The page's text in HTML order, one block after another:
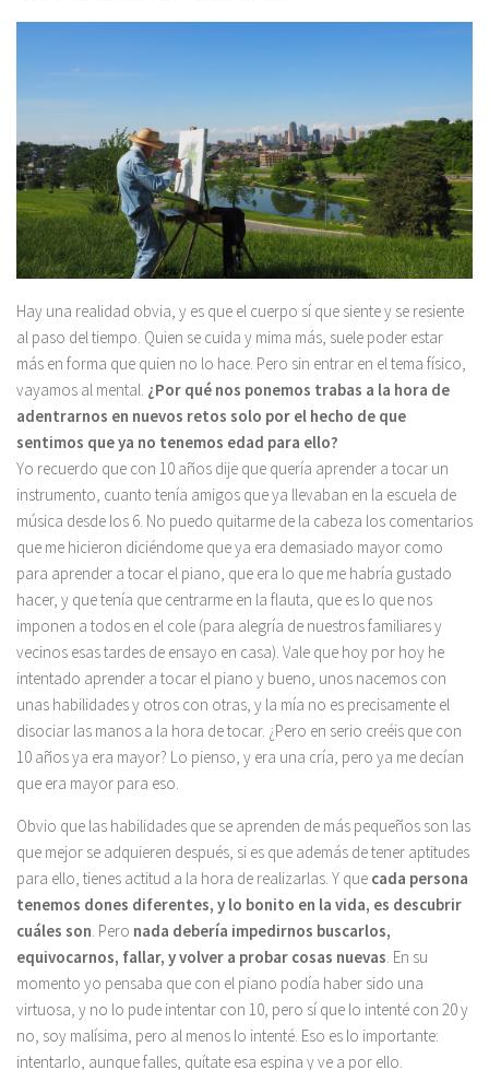
Hay una realidad obvia, y es que el cuerpo sí que siente y se resiente
al paso del tiempo. Quien se cuida y mima más, suele poder estar
más en forma que quien no lo hace. Pero sin entrar en el tema físico,
vayamos al mental. ¿Por qué nos ponemos trabas a la hora de
adentrarnos en nuevos retos solo por el hecho de que
sentimos que ya no tenemos edad para ello?
Yo recuerdo que con 10 años dije que quería aprender a tocar un
instrumento, cuanto tenía amigos que ya llevaban en la escuela de
música desde los 6. No puedo quitarme de la cabeza los comentarios
que me hicieron diciéndome que ya era demasiado mayor como
para aprender a tocar el piano, que era lo que me habría gustado
hacer, y que tenía que centrarme en la flauta, que es lo que nos
imponen a todos en el cole (para alegría de nuestros familiares y
vecinos esas tardes de ensayo en casa). Vale que hoy por hoy he
intentado aprender a tocar el piano y bueno, unos nacemos con
unas habilidades y otros con otras, y la mía no es precisamente el
disociar las manos a la hora de tocar. ¿Pero en serio creéis que con
10 años ya era mayor? Lo pienso, y era una cría, pero ya me decían
que era mayor para eso.
Obvio que las habilidades que se aprenden de más pequeños son las
que mejor se adquieren después, si es que además de tener aptitudes
para ello, tienes actitud a la hora de realizarlas. Y que cada persona
tenemos dones diferentes, y lo bonito en la vida, es descubrir
cuáles son. Pero nada debería impedirnos buscarlos,
equivocarnos, fallar, y volver a probar cosas nuevas. En su
momento yo pensaba que con el piano podía haber sido una
virtuosa, y no lo pude intentar con 10, pero sí que lo intenté con 20 y
no, soy malísima, pero al menos lo intenté. Eso es lo importante:
intentarlo, aunque falles, quítate esa espina y ve a por ello.